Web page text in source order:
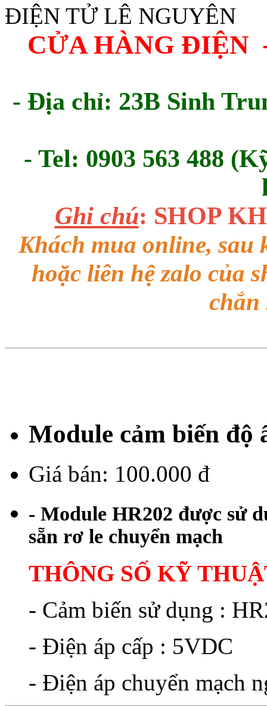
ĐIỆN TỬ LÊ NGUYÊN
CỬA HÀNG ĐIỆN
- Địa chỉ: 23B Sinh
- Tel: 0903 563 488
Ghi chú: SHOP
Khách mua online,
hoặc liên hệ zalo của
chắn
Module cảm biến độ
Giá bán: 100.000 đ
- Module HR202 được sử
sẵn rơ le chuyển mạch
THÔNG SỐ KỸ
- Cảm biến sử dụng :
- Điện áp cấp : 5VDC
- Điện áp chuyển mạch